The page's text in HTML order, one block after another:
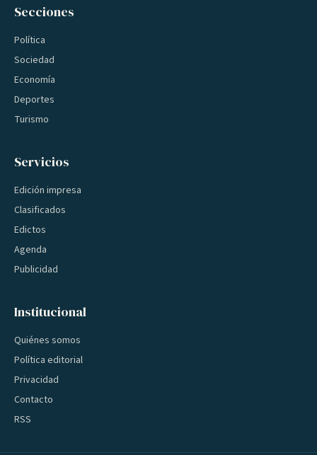
Secciones
Política
Sociedad
Economía
Deportes
Turismo
Servicios
Edición impresa
Clasificados
Edictos
Agenda
Publicidad
Institucional
Quiénes somos
Política editorial
Privacidad
Contacto
RSS